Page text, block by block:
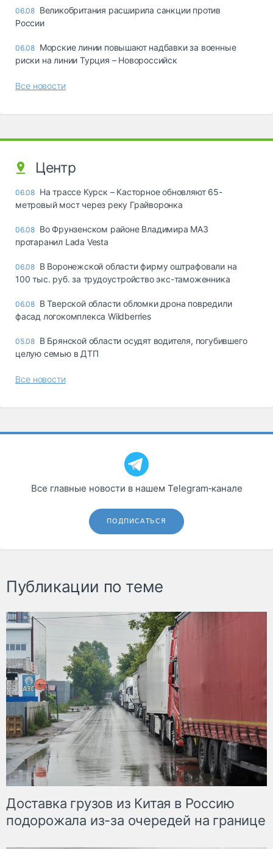
06.08 Великобритания расширила санкции против
России
06.08 Морские линии повышают надбавки за военные
риски на линии Турция – Новороссийск
Все новости
Центр
06.08 На трассе Курск – Касторное обновляют 65-
метровый мост через реку Грайворонка
06.08 Во Фрунзенском районе Владимира МАЗ
протаранил Lada Vesta
06.08 В Воронежской области фирму оштрафовали на
100 тыс. руб. за трудоустройство экс-таможенника
06.08 В Тверской области обломки дрона повредили
фасад логокомплекса Wildberries
05.08 В Брянской области осудят водителя, погубившего
целую семью в ДТП
Все новости
Все главные новости в нашем Telegram‑канале
ПОДПИСАТЬСЯ
Публикации по теме
Доставка грузов из Китая в Россию
подорожала из-за очередей на границе